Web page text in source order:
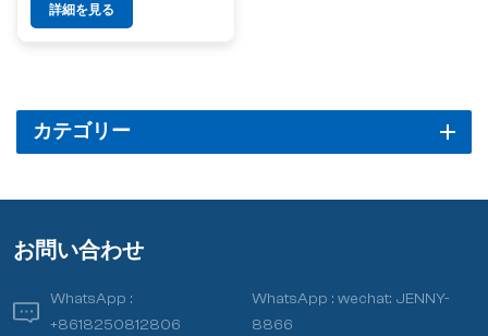
詳細を見る
カテゴリー
お問い合わせ
WhatsApp :
+8618250812806
WhatsApp :wechat: JENNY-
8866